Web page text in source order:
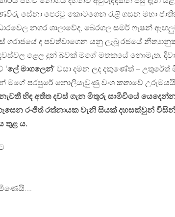
සේනා පෙරටු කොටගෙන රැළි ගසන මහා
නගර ශාලාවේද, බෙරගල සමර් ෆැෂන්
ද පවත්වාගෙන යනු ලැබූ රජයේ
ළෙල දුන් බවක් මගේ මතකයේ නොමැත. දිවා
‛ලේ මාගලෙන්’ වසා දමන ලද දකුණේත් –
මගේ පරපුරේ නොලියැවුණු වංශ කතාවේ
හිඳ අතීත දවස් ගැන මිතුරු සාමිචියේ
රංජිත් රත්නායක වැනි සියක් දහසක්වුන්
තුළ ය.